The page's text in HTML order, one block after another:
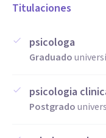
Titulaciones
psicologa
Graduado
psicologia
Postgrado